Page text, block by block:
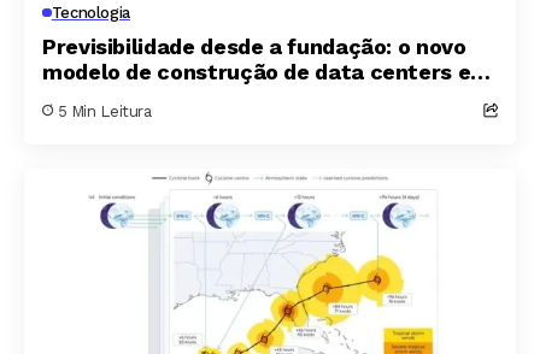
Tecnologia
Previsibilidade desde a fundação: o novo
modelo de construção de data centers em
5 Min Leitura